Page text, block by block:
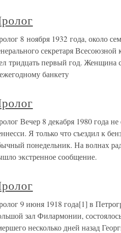
8 ноября 1932 года, около
секретаря
тридцать первый год. Женщина
банкету
Вечер 8 декабря 1980 года
Я только что съездил к
понедельник. На волнах
экстренное сообщение.
9 июня 1918 года[1] в
зал Филармонии,
несколько дней назад